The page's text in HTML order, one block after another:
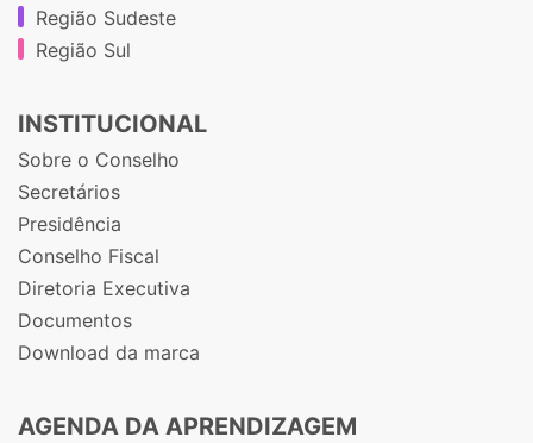
Região Sudeste
Região Sul
INSTITUCIONAL
Sobre o Conselho
Secretários
Presidência
Conselho Fiscal
Diretoria Executiva
Documentos
Download da marca
AGENDA DA APRENDIZAGEM